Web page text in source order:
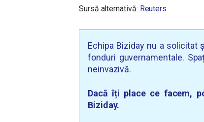
Sursă alternativă: Reuters
Echipa Biziday nu a solicitat
fonduri guvernamentale.
neinvazivă.
Dacă îți place ce facem,
Biziday.